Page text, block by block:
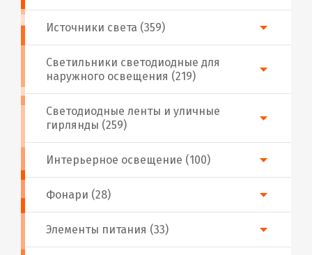
Фонари (28)
Интерьерное освещение (100)
Источники света (359)
Светодиодные ленты и уличные
гирлянды (259)
Светильники светодиодные для
наружного освещения (219)
Элементы питания (33)